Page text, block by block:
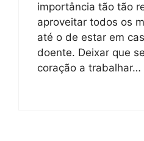
importância tão tão
aproveitar todos os
até o de estar em
doente. Deixar que
coração a trabalhar…